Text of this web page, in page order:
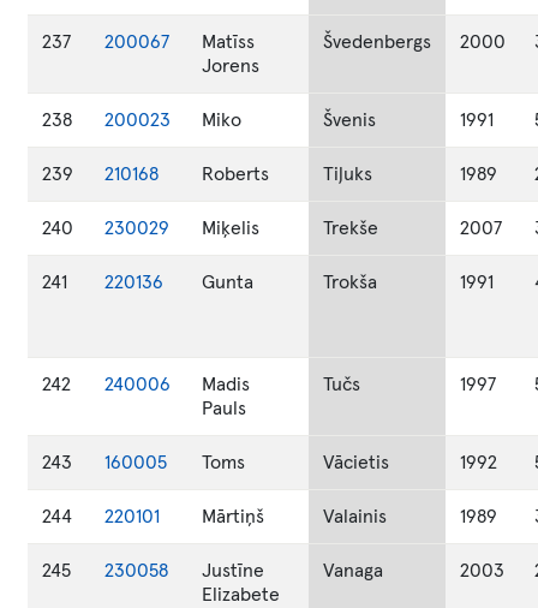
237 200067
Matīss
Jorens
Švedenbergs 2000
238 200023 Miko Švenis 1991
239 210168 Roberts Tiļuks 1989
240 230029 Miķelis Trekše 2007
241 220136 Gunta Trokša 1991
242 240006
Madis
Pauls
Tučs 1997
243 160005 Toms Vācietis 1992
244 220101 Mārtiņš Valainis 1989
245 230058
Justīne
Elizabete
Vanaga 2003